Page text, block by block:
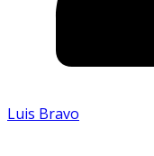
Luis Bravo